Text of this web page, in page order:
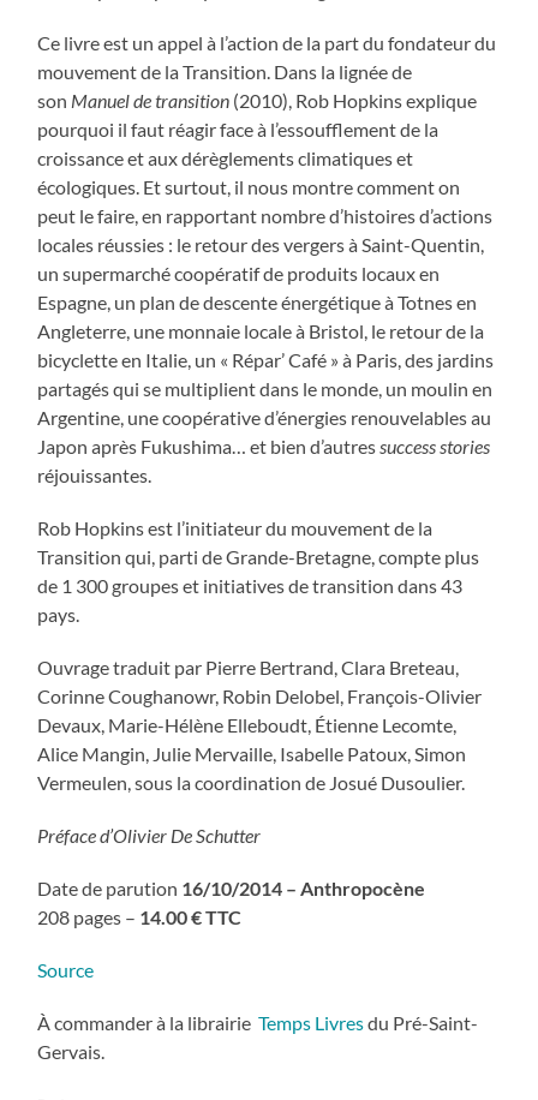
Ce livre est un appel à l’action de la part du fondateur du
mouvement de la Transition. Dans la lignée de
son Manuel de transition (2010), Rob Hopkins explique
pourquoi il faut réagir face à l’essoufflement de la
croissance et aux dérèglements climatiques et
écologiques. Et surtout, il nous montre comment on
peut le faire, en rapportant nombre d’histoires d’actions
locales réussies : le retour des vergers à Saint-Quentin,
un supermarché coopératif de produits locaux en
Espagne, un plan de descente énergétique à Totnes en
Angleterre, une monnaie locale à Bristol, le retour de la
bicyclette en Italie, un « Répar’ Café » à Paris, des jardins
partagés qui se multiplient dans le monde, un moulin en
Argentine, une coopérative d’énergies renouvelables au
Japon après Fukushima… et bien d’autres success stories
réjouissantes.
Rob Hopkins est l’initiateur du mouvement de la
Transition qui, parti de Grande-Bretagne, compte plus
de 1 300 groupes et initiatives de transition dans 43
pays.
Ouvrage traduit par Pierre Bertrand, Clara Breteau,
Corinne Coughanowr, Robin Delobel, François-Olivier
Devaux, Marie-Hélène Elleboudt, Étienne Lecomte,
Alice Mangin, Julie Mervaille, Isabelle Patoux, Simon
Vermeulen, sous la coordination de Josué Dusoulier.
Préface d’Olivier De Schutter
Date de parution 16/10/2014 – Anthropocène
208 pages – 14.00 € TTC
Source
À commander à la librairieTemps Livresdu Pré-Saint-
Gervais.